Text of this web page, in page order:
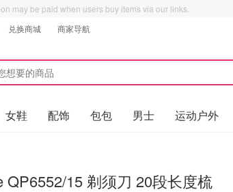
may be paid when users buy items via our links.
兑换商城 商家导航
女鞋 配饰 包包 男士 运动户外
QP6552/15 剃须刀 20段长度梳